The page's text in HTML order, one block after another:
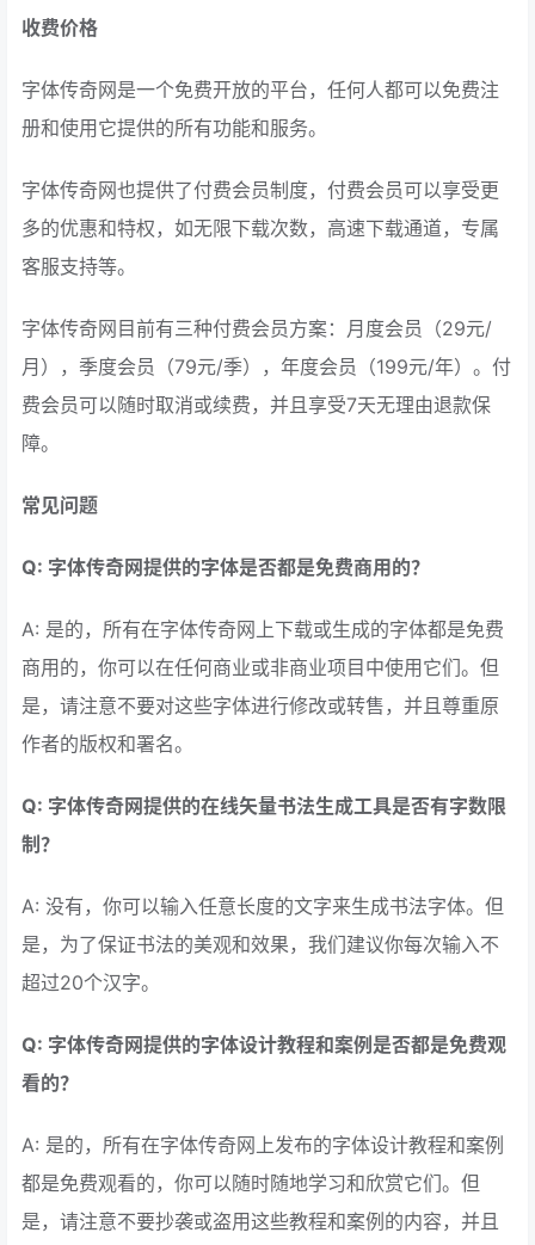
收费价格
字体传奇网是一个免费开放的平台，任何人都可以免费注
册和使用它提供的所有功能和服务。
字体传奇网也提供了付费会员制度，付费会员可以享受更
多的优惠和特权，如无限下载次数，高速下载通道，专属
客服支持等。
字体传奇网目前有三种付费会员方案：月度会员（29元/
月），季度会员（79元/季），年度会员（199元/年）。付
费会员可以随时取消或续费，并且享受7天无理由退款保
障。
常见问题
Q: 字体传奇网提供的字体是否都是免费商用的？
A: 是的，所有在字体传奇网上下载或生成的字体都是免费
商用的，你可以在任何商业或非商业项目中使用它们。但
是，请注意不要对这些字体进行修改或转售，并且尊重原
作者的版权和署名。
Q: 字体传奇网提供的在线矢量书法生成工具是否有字数限
制？
A: 没有，你可以输入任意长度的文字来生成书法字体。但
是，为了保证书法的美观和效果，我们建议你每次输入不
超过20个汉字。
Q: 字体传奇网提供的字体设计教程和案例是否都是免费观
看的？
A: 是的，所有在字体传奇网上发布的字体设计教程和案例
都是免费观看的，你可以随时随地学习和欣赏它们。但
是，请注意不要抄袭或盗用这些教程和案例的内容，并且